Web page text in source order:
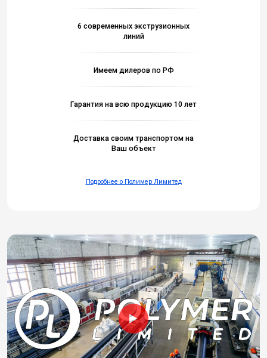
6 современных экструзионных
линий
Имеем дилеров по РФ
Гарантия на всю продукцию 10 лет
Доставка своим транспортом на
Ваш объект
Подробнее о Полимер Лимитед